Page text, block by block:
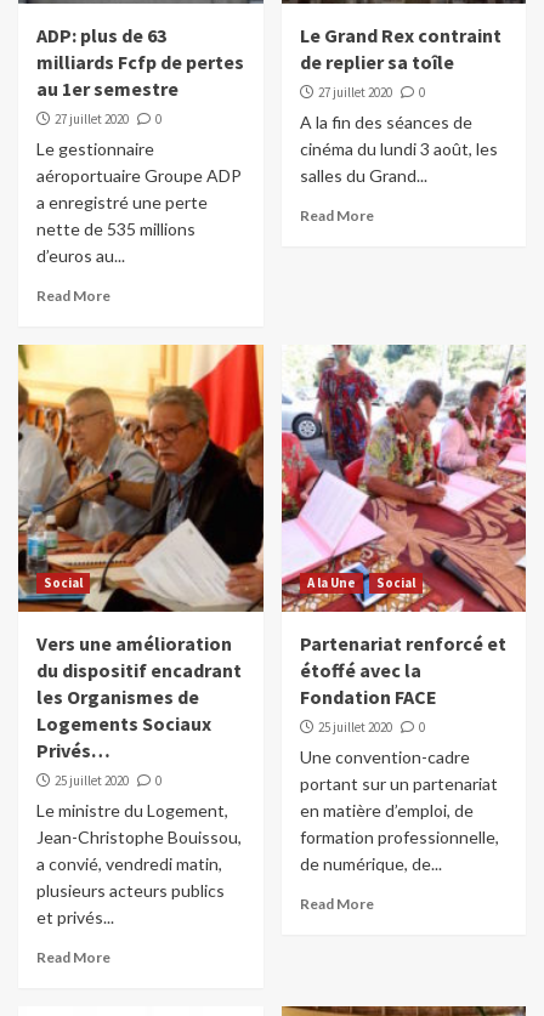
ADP: plus de 63
milliards Fcfp de pertes
au 1er semestre
27 juillet 2020 0
Le gestionnaire
aéroportuaire Groupe ADP
a enregistré une perte
nette de 535 millions
d’euros au...
Read More
Le Grand Rex contraint
de replier sa toîle
27 juillet 2020 0
A la fin des séances de
cinéma du lundi 3 août, les
salles du Grand...
Read More
Social
Vers une amélioration
du dispositif encadrant
les Organismes de
Logements Sociaux
Privés…
25 juillet 2020 0
Le ministre du Logement,
Jean-Christophe Bouissou,
a convié, vendredi matin,
plusieurs acteurs publics
et privés...
Read More
A la Une Social
Partenariat renforcé et
étoffé avec la
Fondation FACE
25 juillet 2020 0
Une convention-cadre
portant sur un partenariat
en matière d’emploi, de
formation professionnelle,
de numérique, de...
Read More